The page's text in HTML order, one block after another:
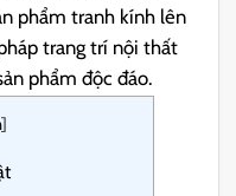
phẩm tranh kính lên
trang trí nội thất
phẩm độc đáo.
]